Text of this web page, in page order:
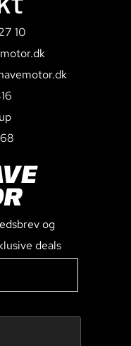
10
og
deals